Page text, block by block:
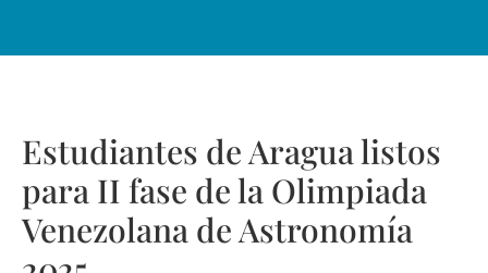
Estudiantes de Aragua listos
para II fase de la Olimpiada
Venezolana de Astronomía